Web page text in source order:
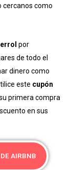
cercanos como
por
de todo el
dinero como
este cupón
primera compra
en sus
AIRBNB